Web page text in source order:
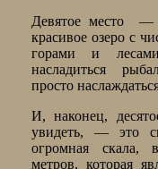
Девятое место —
красивое озеро с
горами и
насладиться
просто
И, наконец,
увидеть, — это
огромная скала,
метров, которая